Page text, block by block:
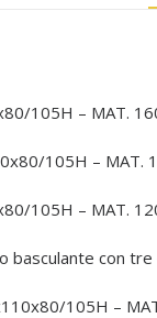
105H – MAT.
105H – MAT.
105H – MAT.
basculante con
105H –